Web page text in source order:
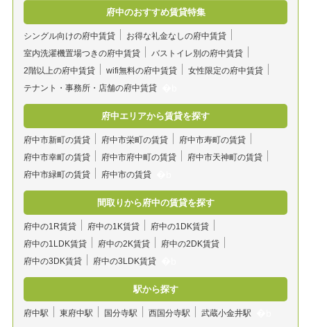
府中のおすすめ賃貸特集
シングル向けの府中賃貸
お得な礼金なしの府中賃貸
室内洗濯機置場つきの府中賃貸
バストイレ別の府中賃貸
2階以上の府中賃貸
wifi無料の府中賃貸
女性限定の府中賃貸
テナント・事務所・店舗の府中賃貸
府中エリアから賃貸を探す
府中市新町の賃貸 府中市栄町の賃貸
府中市寿町の賃貸
府中市幸町の賃貸
府中市府中町の賃貸
府中市天神町の賃貸
府中市緑町の賃貸
府中市の賃貸
間取りから府中の賃貸を探す
府中の1R賃貸 府中の1K賃貸
府中の1DK賃貸
府中の1LDK賃貸
府中の2K賃貸
府中の2DK賃貸
府中の3DK賃貸
府中の3LDK賃貸
駅から探す
府中駅 東府中駅 国分寺駅 西国分寺駅 武蔵小金井駅